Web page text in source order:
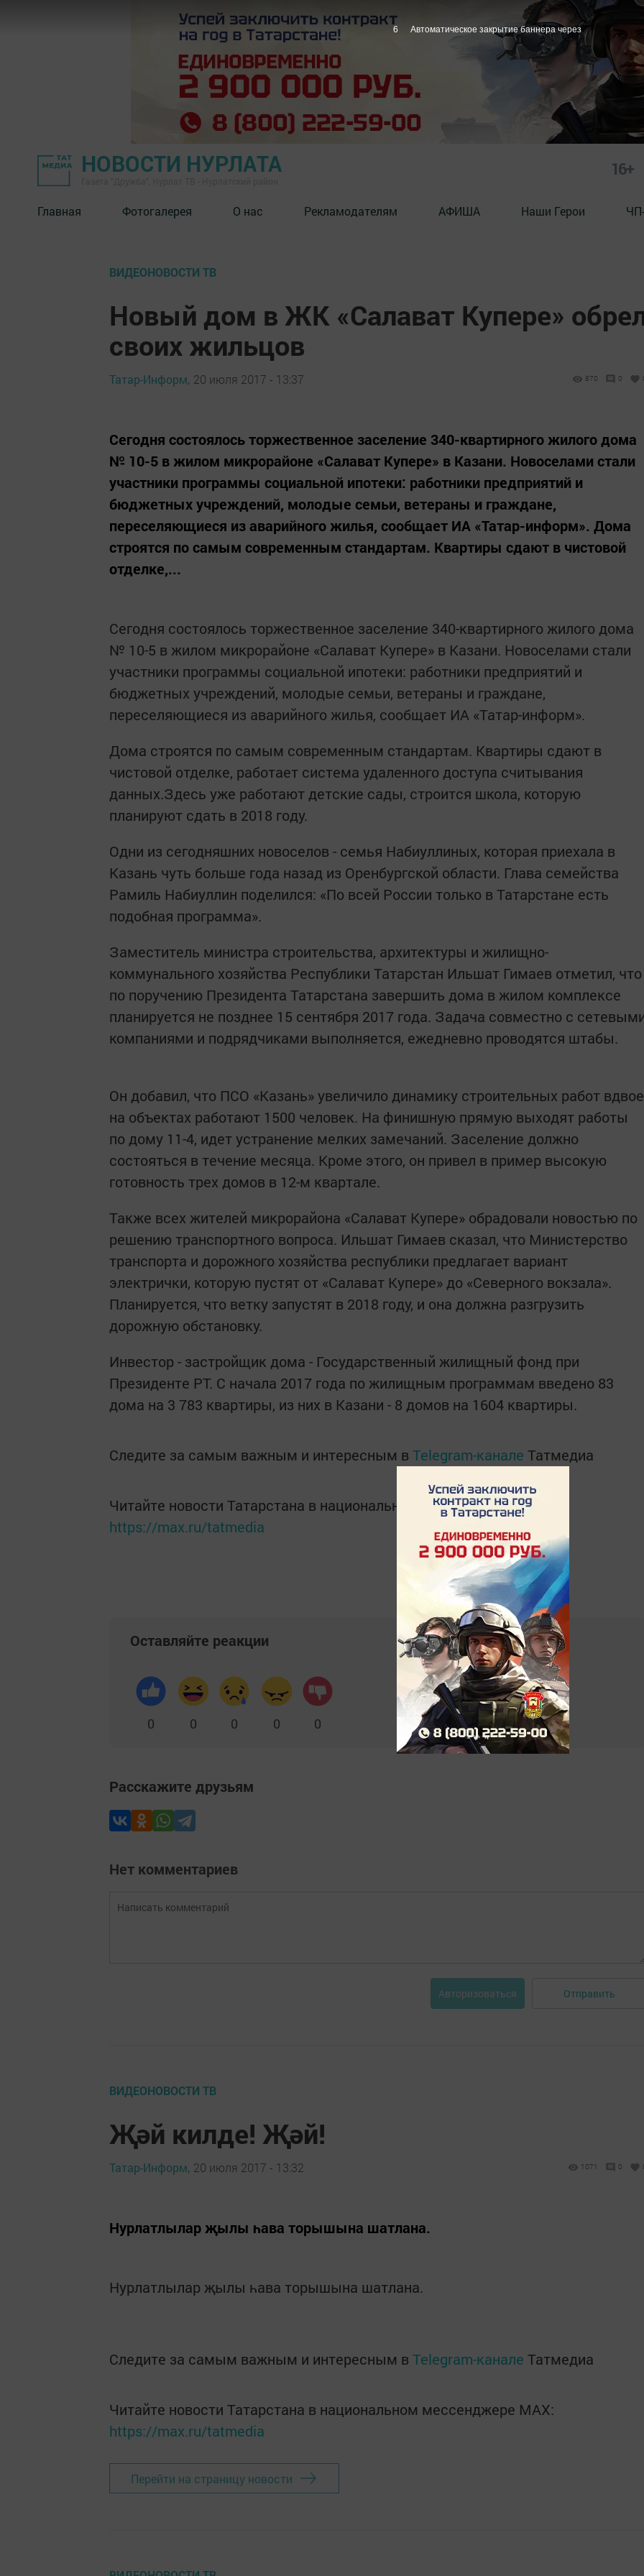
НОВОСТИ НУРЛАТА 16+
Главная Фотогалерея О нас Рекламодателям АФИША Наши Герои
ВИДЕОНОВОСТИ ТВ
Новый дом в ЖК «Салават Купере»
своих жильцов
Татар-Информ, 20 июля 2017 - 13:37 870 0
Сегодня состоялось торжественное заселение 340-квартирного жилого дома
№ 10-5 в жилом микрорайоне «Салават Купере» в Казани. Новоселами стали
участники программы социальной ипотеки: работники предприятий и
бюджетных учреждений, молодые семьи, ветераны и граждане,
переселяющиеся из аварийного жилья, сообщает ИА «Татар-информ». Дома
строятся по самым современным стандартам. Квартиры сдают в чистовой
отделке,...
Сегодня состоялось торжественное заселение 340-квартирного жилого дома
№ 10-5 в жилом микрорайоне «Салават Купере» в Казани. Новоселами стали
участники программы социальной ипотеки: работники предприятий и
бюджетных учреждений, молодые семьи, ветераны и граждане,
переселяющиеся из аварийного жилья, сообщает ИА «Татар-информ».
Дома строятся по самым современным стандартам. Квартиры сдают в
чистовой отделке, работает система удаленного доступа считывания
данных.Здесь уже работают детские сады, строится школа, которую
планируют сдать в 2018 году.
Одни из сегодняшних новоселов - семья Набиуллиных, которая приехала в
Казань чуть больше года назад из Оренбургской области. Глава семейства
Рамиль Набиуллин поделился: «По всей России только в Татарстане есть
подобная программа».
Заместитель министра строительства, архитектуры и жилищно-
коммунального хозяйства Республики Татарстан Ильшат Гимаев отметил, что
по поручению Президента Татарстана завершить дома в жилом комплексе
планируется не позднее 15 сентября 2017 года. Задача совместно с
компаниями и подрядчиками выполняется, ежедневно проводятся штабы.
Он добавил, что ПСО «Казань» увеличило динамику строительных работ
на объектах работают 1500 человек. На финишную прямую выходят работы
по дому 11-4, идет устранение мелких замечаний. Заселение должно
состояться в течение месяца. Кроме этого, он привел в пример высокую
готовность трех домов в 12-м квартале.
Также всех жителей микрорайона «Салават Купере» обрадовали новостью по
решению транспортного вопроса. Ильшат Гимаев сказал, что Министерство
транспорта и дорожного хозяйства республики предлагает вариант
электрички, которую пустят от «Салават Купере» до «Северного вокзала».
Планируется, что ветку запустят в 2018 году, и она должна разгрузить
дорожную обстановку.
Инвестор - застройщик дома - Государственный жилищный фонд при
Президенте РТ. С начала 2017 года по жилищным программам введено 83
дома на 3 783 квартиры, из них в Казани - 8 домов на 1604 квартиры.
Следите за самым важным и интересным в Telegram-канале Татмедиа
Читайте новости Татарстана в национальном мессенджере MАХ:
https://max.ru/tatmedia
Оставляйте реакции
0 0 0 0 0
Расскажите друзьям
Нет комментариев
Авторизоваться Отправить
ВИДЕОНОВОСТИ ТВ
Җәй килде! Җәй!
Татар-Информ, 20 июля 2017 - 13:32 1071 0
Нурлатлылар җылы һава торышына шатлана.
Нурлатлылар җылы һава торышына шатлана.
Следите за самым важным и интересным в Telegram-канале Татмедиа
Читайте новости Татарстана в национальном мессенджере MАХ:
https://max.ru/tatmedia
Перейти на страницу новости
5 Автоматическое закрытие баннера через